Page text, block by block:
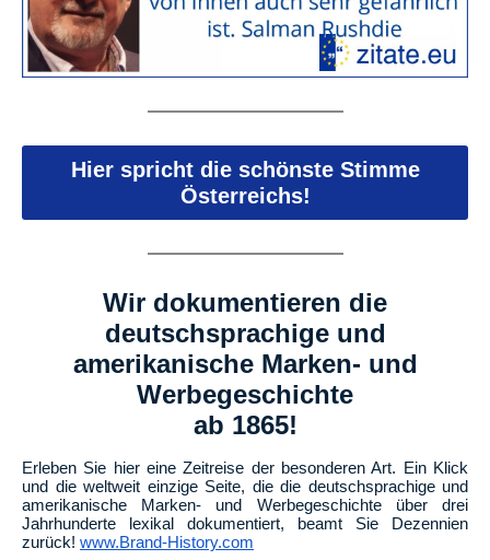
Hier spricht die schönste Stimme
Österreichs!
Wir dokumentieren die
deutschsprachige und
amerikanische Marken- und
Werbegeschichte
ab 1865!
Erleben Sie hier eine Zeitreise der besonderen Art. Ein Klick
und die weltweit einzige Seite, die die deutschsprachige und
amerikanische Marken- und Werbegeschichte über drei
Jahrhunderte lexikal dokumentiert, beamt Sie Dezennien
zurück! www.Brand-History.com